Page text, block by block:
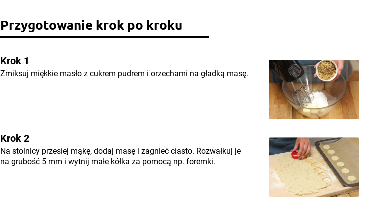
Przygotowanie krok po kroku
Krok 1
Zmiksuj miękkie masło z cukrem pudrem i orzechami na gładką masę.
Krok 2
Na stolnicy przesiej mąkę, dodaj masę i zagnieć ciasto. Rozwałkuj je
na grubość 5 mm i wytnij małe kółka za pomocą np. foremki.